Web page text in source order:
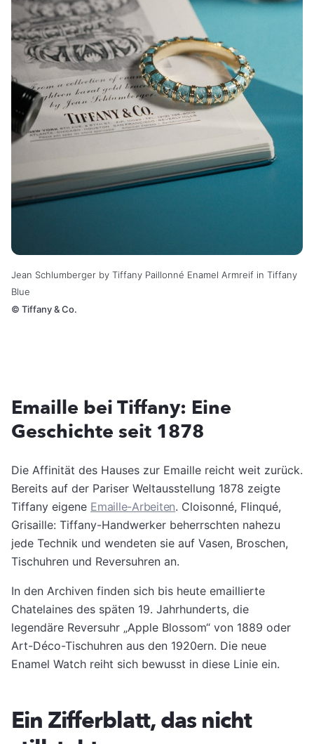
Jean Schlumberger by Tiffany Paillonné Enamel Armreif in Tiffany
Blue
© Tiffany & Co.
Emaille bei Tiffany: Eine
Geschichte seit 1878
Die Affinität des Hauses zur Emaille reicht weit zurück.
Bereits auf der Pariser Weltausstellung 1878 zeigte
Tiffany eigene Emaille-Arbeiten. Cloisonné, Flinqué,
Grisaille: Tiffany-Handwerker beherrschten nahezu
jede Technik und wendeten sie auf Vasen, Broschen,
Tischuhren und Reversuhren an.
In den Archiven finden sich bis heute emaillierte
Chatelaines des späten 19. Jahrhunderts, die
legendäre Reversuhr „Apple Blossom“ von 1889 oder
Art-Déco-Tischuhren aus den 1920ern. Die neue
Enamel Watch reiht sich bewusst in diese Linie ein.
Ein Zifferblatt, das nicht